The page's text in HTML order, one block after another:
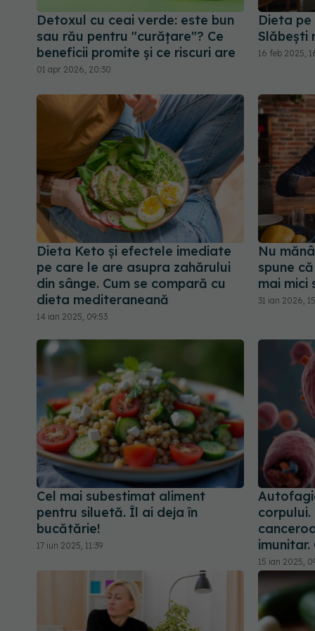
Detoxul cu ceai verde: este bun
sau rău pentru "curățare"? Ce
beneficii promite și ce riscuri are
01 apr 2026, 20:30
Dieta pe
Slăbești
16 feb 2025,
Dieta Keto și efectele imediate
pe care le are asupra zahărului
din sânge. Cum se compară cu
dieta mediteraneană
14 ian 2025, 09:53
Nu
spune
mai mici
31 ian 2026,
Cel mai subestimat aliment
pentru siluetă. Îl ai deja în
bucătărie!
17 iun 2025, 11:39
15 ian 2025,